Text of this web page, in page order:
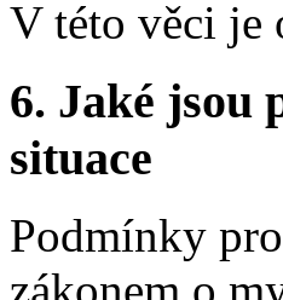
V této věci je
6. Jaké jsou
situace
Podmínky